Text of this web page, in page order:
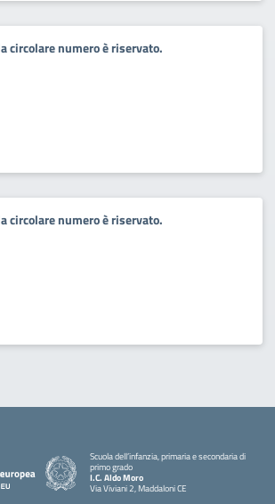
circolare numero è riservato.
circolare numero è riservato.
Scuola dell’infanzia, primaria e secondaria di
primo grado
I.C. Aldo Moro
Via Viviani 2, Maddaloni CE